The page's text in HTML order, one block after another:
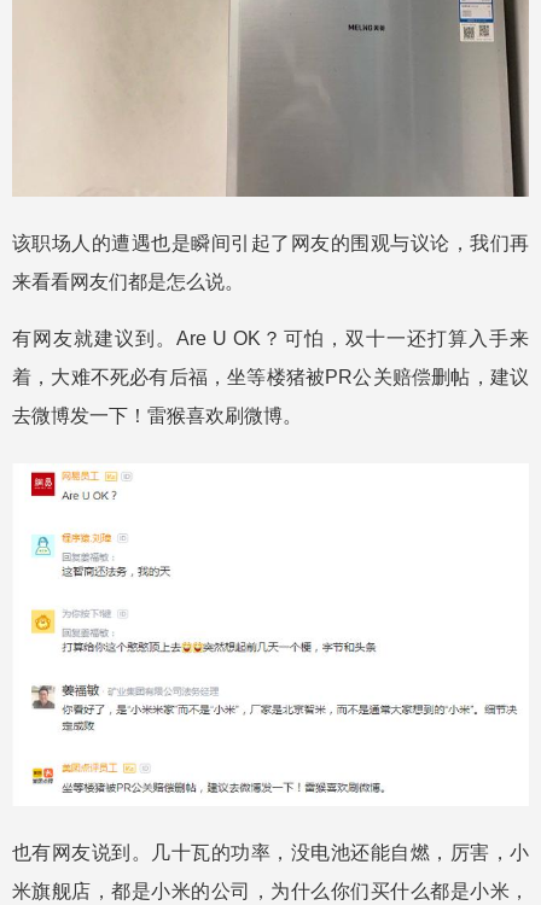
该职场人的遭遇也是瞬间引起了网友的围观与议论，我们再
来看看网友们都是怎么说。
有网友就建议到。Are U OK？可怕，双十一还打算入手来
着，大难不死必有后福，坐等楼猪被PR公关赔偿删帖，建议
去微博发一下！雷猴喜欢刷微博。
也有网友说到。几十瓦的功率，没电池还能自燃，厉害，小
米旗舰店，都是小米的公司，为什么你们买什么都是小米，